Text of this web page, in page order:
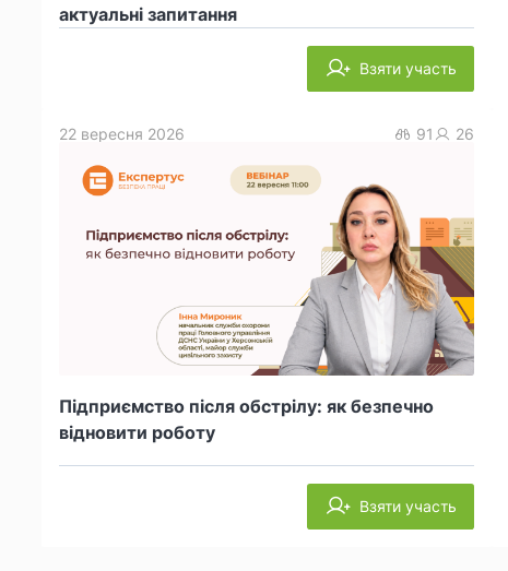
актуальні запитання
Взяти участь
Підприємство після обстрілу: як безпечно
відновити роботу
22 вересня 2026 91 26
Взяти участь